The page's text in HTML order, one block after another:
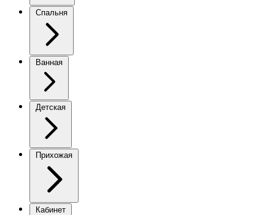
Спальня
Ванная
Детская
Прихожая
Кабинет